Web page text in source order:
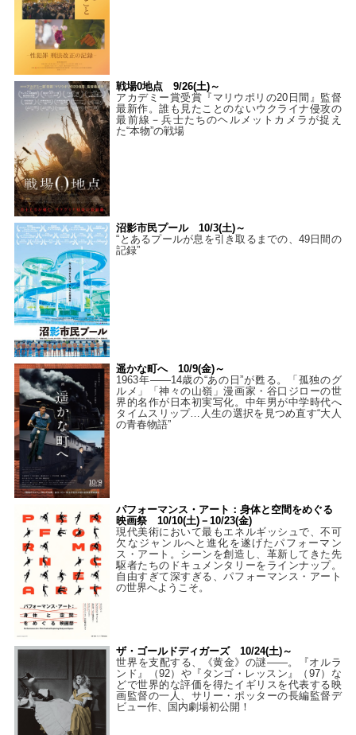
戦場0地点 9/26(土)～
アカデミー賞受賞『マリウポリの20日間』監督
最新作。誰も見たことのないウクライナ侵攻の
最前線－兵士たちのヘルメットカメラが捉え
た“本物”の戦場
沼影市民プール 10/3(土)～
“とあるプールが息を引き取るまでの、49日間の
記録”
遥かな町へ 10/9(金)～
1963年――14歳の“あの日”が甦る。「孤独のグ
ルメ」「神々の山嶺」漫画家・谷口ジローの世
界的名作が日本初実写化。中年男が中学時代へ
タイムスリップ…人生の選択を見つめ直す“大人
の青春物語”
パフォーマンス・アート：身体と空間をめぐる
映画祭 10/10(土)－10/23(金)
現代美術において最もエネルギッシュで、不可
欠なジャンルへと進化を遂げたパフォーマン
ス・アート。シーンを創造し、革新してきた先
駆者たちのドキュメンタリーをラインナップ。
自由すぎて深すぎる、パフォーマンス・アート
の世界へようこそ。
ザ・ゴールドディガーズ 10/24(土)～
世界を支配する、《黄金》の謎――。『オルラ
ンド』（92）や『タンゴ・レッスン』（97）な
どで世界的な評価を得たイギリスを代表する映
画監督の一人、サリー・ポッターの長編監督デ
ビュー作、国内劇場初公開！